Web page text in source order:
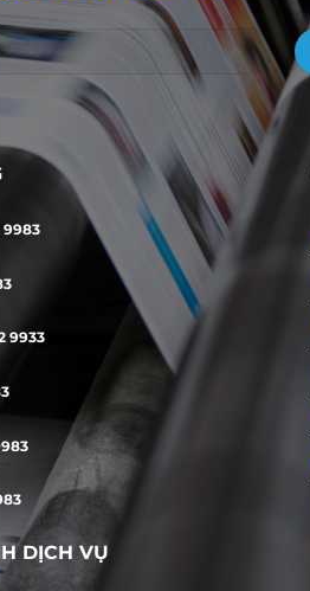
9983
9933
DỊCH VỤ